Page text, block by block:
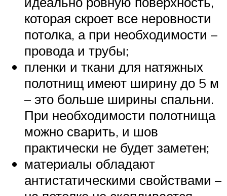
которая скроет все неровности
потолка, а при необходимости –
провода и трубы;
пленки и ткани для натяжных
полотнищ имеют ширину до 5 м
– это больше ширины спальни.
При необходимости полотнища
можно сварить, и шов
практически не будет заметен;
материалы обладают
антистатическими свойствами –